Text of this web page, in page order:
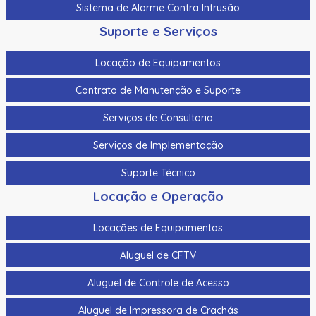
Sistema de Alarme Contra Intrusão
Suporte e Serviços
Locação de Equipamentos
Contrato de Manutenção e Suporte
Serviços de Consultoria
Serviços de Implementação
Suporte Técnico
Locação e Operação
Locações de Equipamentos
Aluguel de CFTV
Aluguel de Controle de Acesso
Aluguel de Impressora de Crachás